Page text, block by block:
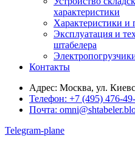
характеристики
Характеристики и
Эксплуатация и
штабелера
Контакты
Адрес: Москва, ул.
Телефон: +7 (495) 476-
Почта:
Telegram-plane